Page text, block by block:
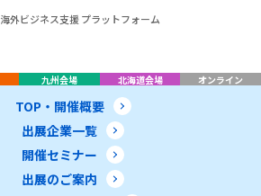
海外ビジネス支援 プラットフォーム
九州会場 北海道会場 オンライン
TOP・開催概要
出展企業一覧
開催セミナー
出展のご案内